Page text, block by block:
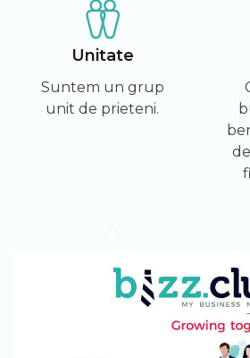
Unitate
Suntem un grup
unit de prieteni.